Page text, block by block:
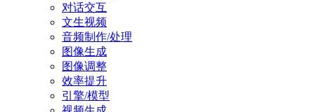
对话交互
文生视频
音频制作/处理
图像生成
图像调整
效率提升
引擎/模型